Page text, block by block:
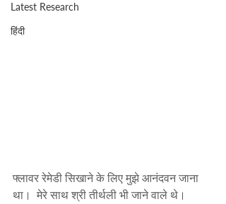
Latest Research
हिंदी
फ्लावर रेमेडी सिखाने के लिए मुझे आनंदवन जाना
था।  मेरे साथ श्री तीर्थली भी जाने वाले थे।